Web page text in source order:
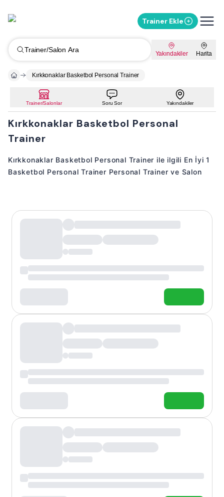
Trainer Ekle
Trainer/Salon Ara Yakındakiler Harita
Kırkkonaklar Basketbol Personal Trainer
Trainer/Salonlar Soru Sor Yakındakiler
Kırkkonaklar Basketbol Personal
Trainer
Kırkkonaklar Basketbol Personal Trainer ile ilgili En İyi 1
Basketbol Personal Trainer Personal Trainer ve Salon